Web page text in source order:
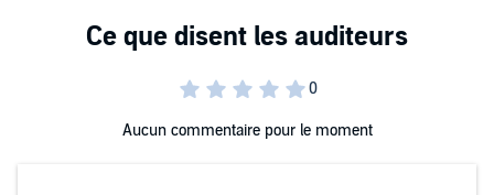
Aucun commentaire pour le moment